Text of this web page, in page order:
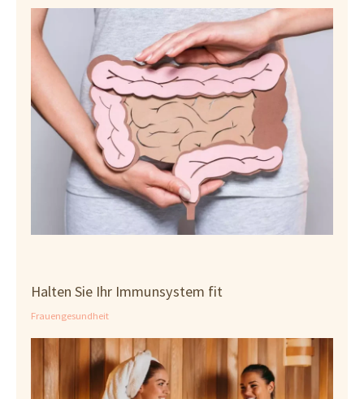
Halten Sie Ihr Immunsystem fit
Frauengesundheit